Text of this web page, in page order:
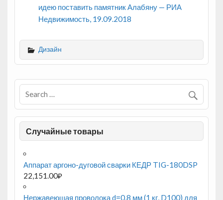
идею поставить памятник Алабяну — РИА
Недвижимость, 19.09.2018
Дизайн
Случайные товары
Аппарат аргоно-дуговой сварки КЕДР TIG-180DSP
22,151.00₽
Нержавеющая проволока d=0,8 мм (1 кг, D100) для